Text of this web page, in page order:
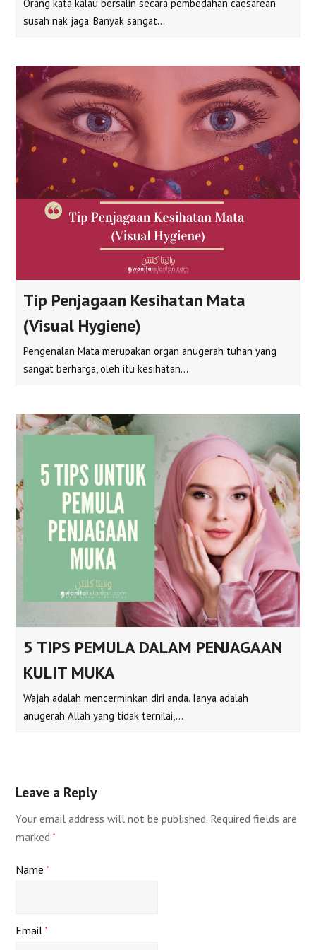
Orang kata kalau bersalin secara pembedahan caesarean
susah nak jaga. Banyak sangat…
Tip Penjagaan Kesihatan Mata
(Visual Hygiene)
Pengenalan Mata merupakan organ anugerah tuhan yang
sangat berharga, oleh itu kesihatan…
5 TIPS PEMULA DALAM PENJAGAAN
KULIT MUKA
Wajah adalah mencerminkan diri anda. Ianya adalah
anugerah Allah yang tidak ternilai,…
Leave a Reply
Your email address will not be published. Required fields are
marked*
Name*
Email*